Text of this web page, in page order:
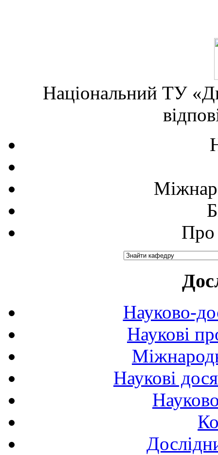
Національний ТУ
Про
Науково-
Наукові
Наукові